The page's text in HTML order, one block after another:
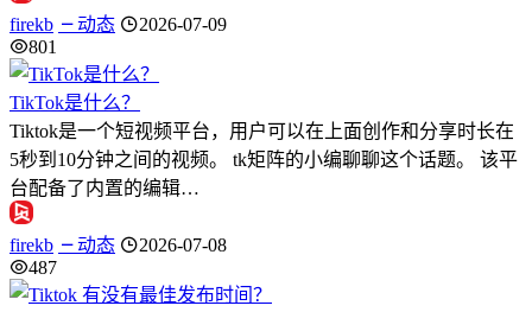
firekb 动态
2026-07-09
801
TikTok是什么？
Tiktok是一个短视频平台，用户可以在上面创作和分享时长在
5秒到10分钟之间的视频。 tk矩阵的小编聊聊这个话题。 该平
台配备了内置的编辑…
firekb 动态
2026-07-08
487